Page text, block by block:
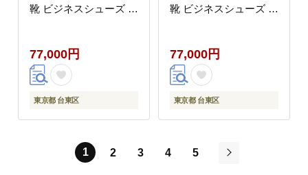
靴 ビジネスシューズ ス
げ
77,000円
東京都 台東区
靴 ビジネスシューズ ス
げ
77,000円
東京都 台東区
1 2 3 4
5